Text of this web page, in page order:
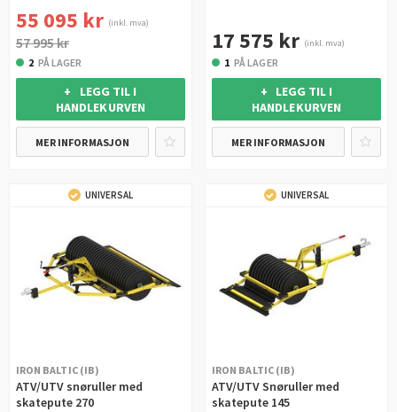
55 095 kr (inkl. mva)
57 995 kr
2 PÅ LAGER
+ LEGG TIL I
HANDLEKURVEN
MER INFORMASJON
17 575 kr (inkl. mva)
1 PÅ LAGER
+ LEGG TIL I
HANDLEKURVEN
MER INFORMASJON
UNIVERSAL
IRON BALTIC (IB)
ATV/UTV snøruller med
skatepute 270
UNIVERSAL
IRON BALTIC (IB)
ATV/UTV Snøruller med
skatepute 145